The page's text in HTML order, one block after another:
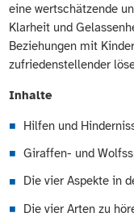
eine wertschätzende
Klarheit und
Beziehungen mit
zufriedenstellender
Inhalte
Hilfen und
Giraffen- und
Die vier Aspekte in
Die vier Arten zu